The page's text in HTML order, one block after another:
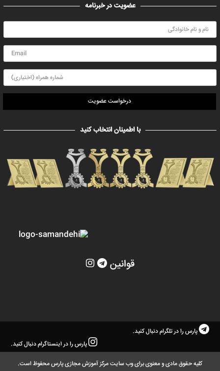
عضویت در خبرنامه
درخواست عضویت
با اطمینان انتخاب کنید
قوانین
پارس را در تلگرام دنبال کنید.
پارس را در اینستاگرام دنبال کنید.
کلیه حقوق مادی و معنوی برای وب سایت مرکز آموزش مجازی پارس محفوظ است.